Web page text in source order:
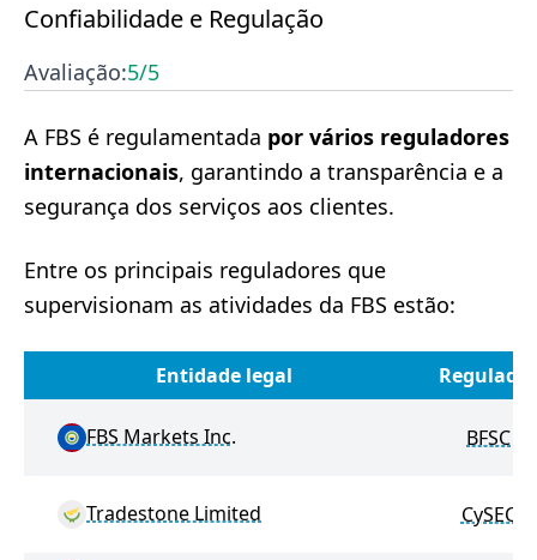
Confiabilidade e Regulação
Avaliação:5/5
A FBS é regulamentada por vários reguladores
internacionais, garantindo a transparência e a
segurança dos serviços aos clientes.
Entre os principais reguladores que
supervisionam as atividades da FBS estão:
Entidade legal Regulador
FBS Markets Inc. BFSC
Tradestone Limited CySEC